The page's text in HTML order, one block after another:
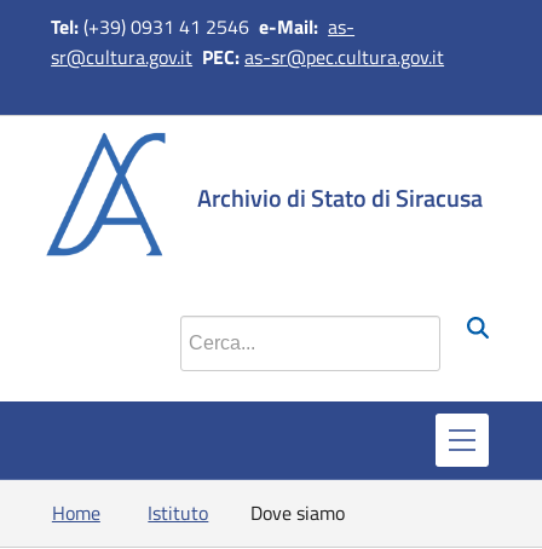
Tel:(+39) 0931 41 2546e-Mail: as-
sr@cultura.gov.it PEC:as-sr@pec.cultura.gov.it
Archivio di Stato di Siracusa
Cerca nel sito
Home Istituto Dove siamo